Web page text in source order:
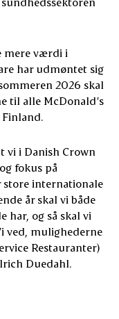
mere værdi i
har udmøntet sig
2026 skal
til alle McDonald’s
vi i Danish Crown
fokus på
internationale
år skal vi både
har, og så skal vi
ved, mulighederne
Restauranter)
Duedahl.